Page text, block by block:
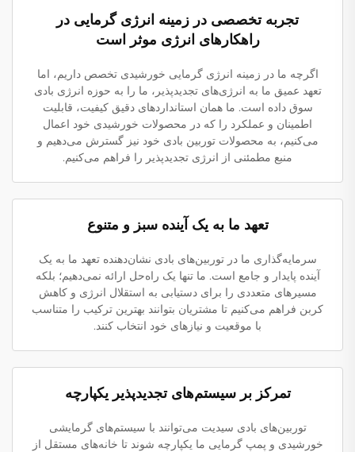
تجربه تخصصی در زمینه انرژی گرمایی در
راهکارهای انرژی موثر است
اگرچه ما در زمینه انرژی گرمایی خورشیدی تخصص داریم، اما
تعهد عمیق ما به انرژی‌های تجدیدپذیر، ما را به حوزه انرژی بادی
سوق داده است. ما همان استانداردهای دقیق کیفیت، قابلیت
اطمینان و عملکرد را که در محصولات خورشیدی خود اعمال
می‌کنیم، به محصولات توربین بادی خود نیز گسترش می‌دهیم و
منبع مطمئنی از انرژی تجدیدپذیر را فراهم می‌کنیم.
تعهد ما به یک آینده سبز و متنوع
سرمایه‌گذاری ما در توربین‌های بادی نشان‌دهنده تعهد ما به یک
آینده پایدار و جامع است. ما تنها یک راه‌حل ارائه نمی‌دهیم؛ بلکه
مسیرهای متعددی را برای دستیابی به استقلال انرژی و کاهش
کربن فراهم می‌کنیم تا مشتریان بتوانند بهترین ترکیب را متناسب
با موقعیت و نیازهای خود انتخاب کنند.
تمرکز بر سیستم‌های تجدیدپذیر یکپارچه
توربین‌های بادی سیدیت می‌توانند با سیستم‌های گرمایشی
خورشیدی و پمپ گرمایی ما یکپارچه شوند تا خانه‌های مستقل از